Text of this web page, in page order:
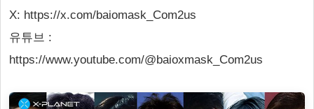
X: https://x.com/baiomask_Com2us
유튜브 :
https://www.youtube.com/@baioxmask_Com2us